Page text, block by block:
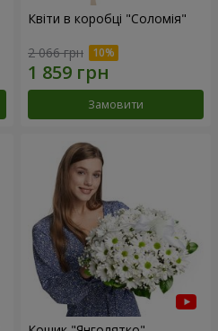
Квіти в коробці "Соломія"
2 066 грн
Замовити